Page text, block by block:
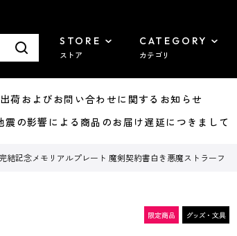
STORE
ストア
CATEGORY
カテゴリ
およびお問い合わせに関するお知らせ
の影響による商品のお届け遅延につきまして
記念メモリアルプレート 魔剣契約書白き悪魔ストラーフ